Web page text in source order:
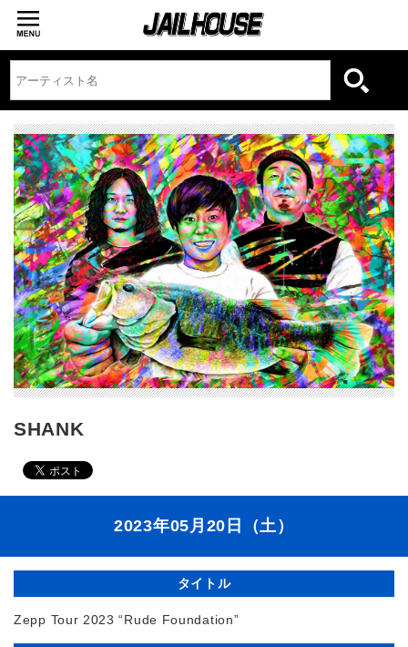
SHANK
2023年05月20日（土）
タイトル
Zepp Tour 2023 “Rude Foundation”